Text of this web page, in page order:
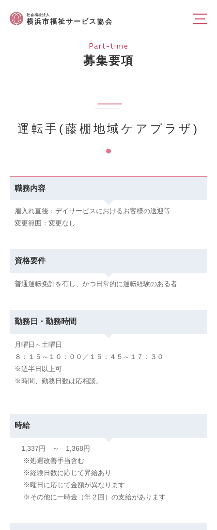
社会福祉法人
横浜市福祉サービス協会
Part-time
募集要項
運転手(藤棚地域ケアプラザ)
職務内容
雇入れ直後：デイサービスにおけるお客様の送迎等
変更範囲：変更なし
資格要件
普通運転免許を有し、かつ日常的に運転経験のある者
勤務日・勤務時間
月曜日～土曜日
８：１５～１０：００／１５：４５～１７：３０
※週半日以上可
※時間、勤務日数は応相談。
時給
1,337円 ～ 1,368円
※処遇改善手当含む
※経験日数に応じて昇給あり
※曜日に応じて金額が異なります
※その他に一時金（年２回）の支給があります